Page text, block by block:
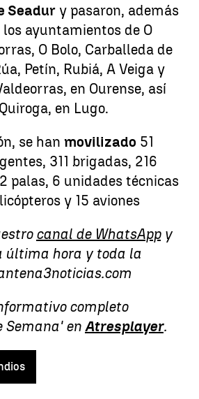
Seadur y pasaron, además
los ayuntamientos de O
O Bolo, Carballeda de
Petín, Rubiá, A Veiga y
en Ourense, así
en Lugo.
se han movilizado 51
311 brigadas, 216
palas, 6 unidades técnicas
y 15 aviones
canal de WhatsAppy
última hora y toda la
completo
Semana' en Atresplayer.